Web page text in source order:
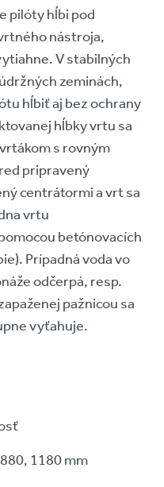
pilóty hĺbi pod
vrtného nástroja,
V stabilných
zeminách,
hĺbiť aj bez ochrany
hĺbky vrtu sa
s rovným
pripravený
centrátormi a vrt sa
vrtu
betónovacích
Prípadná voda vo
odčerpá, resp.
pažnicou sa
vyťahuje.
1180 mm